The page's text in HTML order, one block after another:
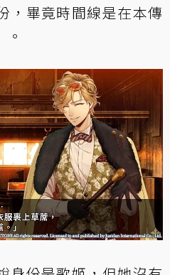
，畢竟時間線是在本傳